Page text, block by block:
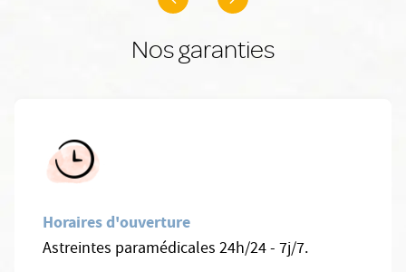
Nos garanties
Horaires d'ouverture
Astreintes paramédicales 24h/24 - 7j/7.